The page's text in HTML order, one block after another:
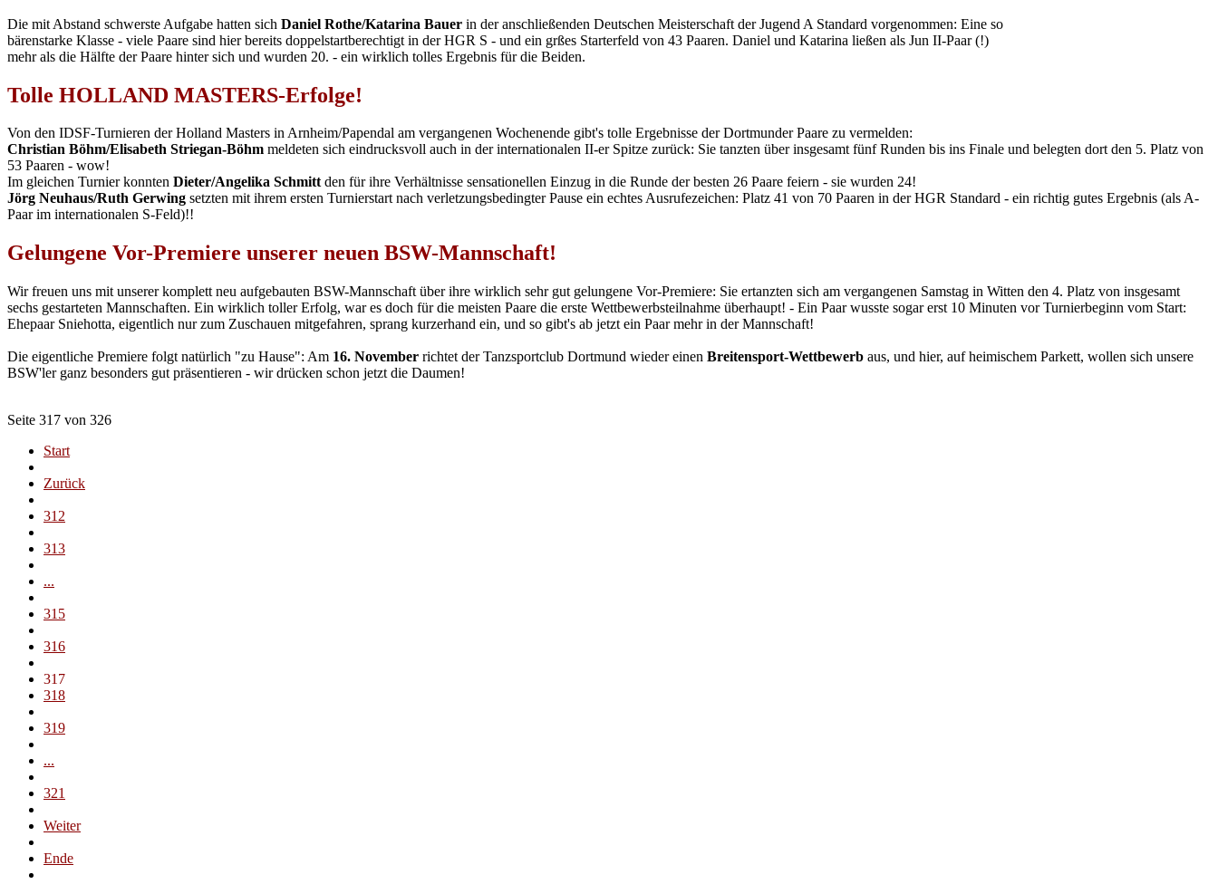
Die mit Abstand schwerste Aufgabe hatten sich Daniel Rothe/Katarina Bauer in der anschließenden Deutschen Meisterschaft der Jugend A Standard vorgenommen: Eine so
bärenstarke Klasse - viele Paare sind hier bereits doppelstartberechtigt in der HGR S - und ein grßes Starterfeld von 43 Paaren. Daniel und Katarina ließen als Jun II-Paar (!)
mehr als die Hälfte der Paare hinter sich und wurden 20. - ein wirklich tolles Ergebnis für die Beiden.
Tolle HOLLAND MASTERS-Erfolge!
Von den IDSF-Turnieren der Holland Masters in Arnheim/Papendal am vergangenen Wochenende gibt's tolle Ergebnisse der Dortmunder Paare zu vermelden:
Christian Böhm/Elisabeth Striegan-Böhm meldeten sich eindrucksvoll auch in der internationalen II-er Spitze zurück: Sie tanzten über insgesamt fünf Runden bis ins Finale und belegten dort den 5. Platz von
53 Paaren - wow!
Im gleichen Turnier konnten Dieter/Angelika Schmittden für ihre Verhältnisse sensationellen Einzug in die Runde der besten 26 Paare feiern - sie wurden 24!
Jörg Neuhaus/Ruth Gerwing setzten mit ihrem ersten Turnierstart nach verletzungsbedingter Pause ein echtes Ausrufezeichen: Platz 41 von 70 Paaren in der HGR Standard - ein richtig gutes Ergebnis (als A-
Paar im internationalen S-Feld)!!
Gelungene Vor-Premiere unserer neuen BSW-Mannschaft!
Wir freuen uns mit unserer komplett neu aufgebauten BSW-Mannschaft über ihre wirklich sehr gut gelungene Vor-Premiere: Sie ertanzten sich am vergangenen Samstag in Witten den 4. Platz von insgesamt
sechs gestarteten Mannschaften. Ein wirklich toller Erfolg, war es doch für die meisten Paare die erste Wettbewerbsteilnahme überhaupt! - Ein Paar wusste sogar erst 10 Minuten vor Turnierbeginn vom Start:
Ehepaar Sniehotta, eigentlich nur zum Zuschauen mitgefahren, sprang kurzerhand ein, und so gibt's ab jetzt ein Paar mehr in der Mannschaft!
Die eigentliche Premiere folgt natürlich "zu Hause": Am 16. November richtet der Tanzsportclub Dortmund wieder einen Breitensport-Wettbewerb aus, und hier, auf heimischem Parkett, wollen sich unsere
BSW'ler ganz besonders gut präsentieren - wir drücken schon jetzt die Daumen!
Seite 317 von 326
Start
Zurück
312
313
...
315
316
317
318
319
...
321
Weiter
Ende